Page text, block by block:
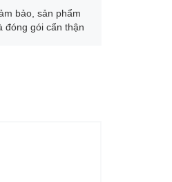
bảo, sản phẩm
đóng gói cẩn thận